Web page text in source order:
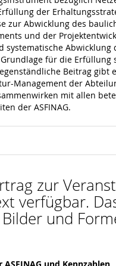
der
zur Abwicklung des
und der
systematische Abwicklung
für die Erfüllung
Beitrag gibt
Management der
mit allen
der ASFINAG.
zur
verfügbar.
und